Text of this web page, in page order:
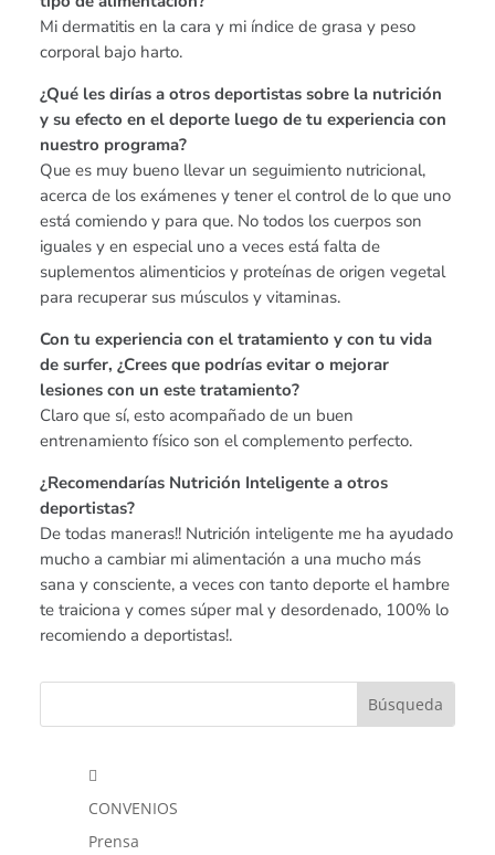
Mi dermatitis en la cara y mi índice de grasa y peso
corporal bajo harto.
¿Qué les dirías a otros deportistas sobre la nutrición
y su efecto en el deporte luego de tu experiencia con
nuestro programa?
Que es muy bueno llevar un seguimiento nutricional,
acerca de los exámenes y tener el control de lo que uno
está comiendo y para que. No todos los cuerpos son
iguales y en especial uno a veces está falta de
suplementos alimenticios y proteínas de origen vegetal
para recuperar sus músculos y vitaminas.
Con tu experiencia con el tratamiento y con tu vida
de surfer, ¿Crees que podrías evitar o mejorar
lesiones con un este tratamiento?
Claro que sí, esto acompañado de un buen
entrenamiento físico son el complemento perfecto.
¿Recomendarías Nutrición Inteligente a otros
deportistas?
De todas maneras!! Nutrición inteligente me ha ayudado
mucho a cambiar mi alimentación a una mucho más
sana y consciente, a veces con tanto deporte el hambre
te traiciona y comes súper mal y desordenado, 100% lo
recomiendo a deportistas!.

CONVENIOS
Prensa